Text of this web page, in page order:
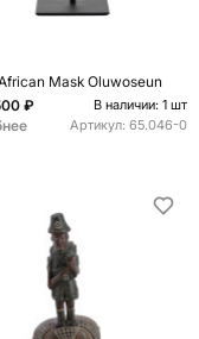
Mask Oluwoseun
₽ В наличии: 1 шт
Артикул: 65.046-0